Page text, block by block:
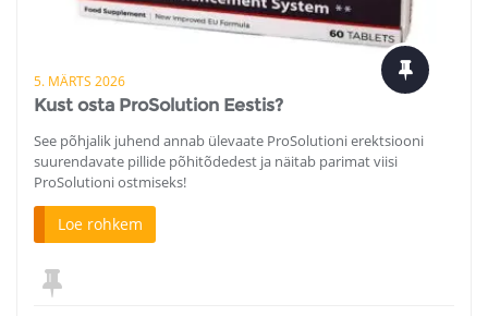
5. MÄRTS 2026
Kust osta ProSolution Eestis?
See põhjalik juhend annab ülevaate ProSolutioni erektsiooni
suurendavate pillide põhitõdedest ja näitab parimat viisi
ProSolutioni ostmiseks!
Loe rohkem